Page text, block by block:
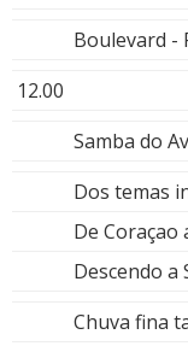
Boulevard -
12.00
Samba do
Dos temas
De Coraçao
Descendo a
Chuva fina